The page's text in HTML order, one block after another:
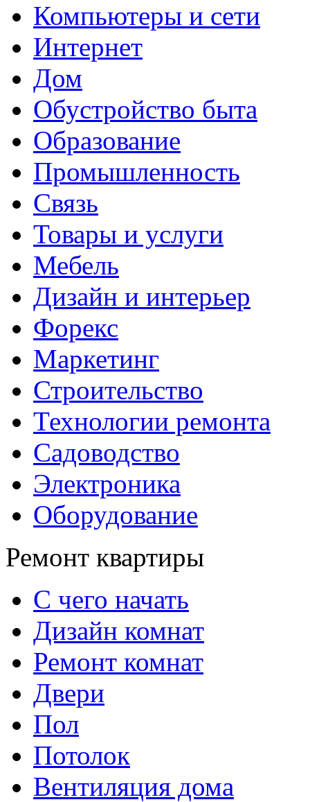
Компьютеры и сети
Интернет
Дом
Обустройство быта
Образование
Промышленность
Связь
Товары и услуги
Мебель
Дизайн и интерьер
Форекс
Маркетинг
Строительство
Технологии ремонта
Садоводство
Электроника
Оборудование
Ремонт квартиры
С чего начать
Дизайн комнат
Ремонт комнат
Двери
Пол
Потолок
Вентиляция дома